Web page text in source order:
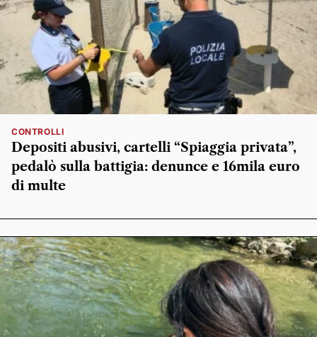
CONTROLLI
Depositi abusivi, cartelli “Spiaggia privata”,
pedalò sulla battigia: denunce e 16mila euro
di multe